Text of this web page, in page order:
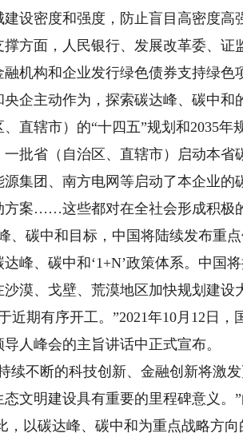
设密度和强度，防止盲目高密度高
面，人民银行、发展改革委、证
融机构和企业发行绿色债券支持绿色
主动作为，探索碳达峰、碳中和
辖市）的“十四五”规划和2035年
批省（自治区、直辖市）启动本省
团、南方电网等启动了本企业的
方案……这些都对在全社会形成积极
碳中和目标，中国将陆续发布重点
峰、碳中和‘1+N’政策体系。中国
漠、戈壁、荒漠地区加快规划建
近期有序开工。”2021年10月12日，
人峰会的主旨讲话中正式宣布。
不断的科技创新、金融创新将激
文明建设具有重要的里程碑意义。
，以碳达峰、碳中和为重点战略方